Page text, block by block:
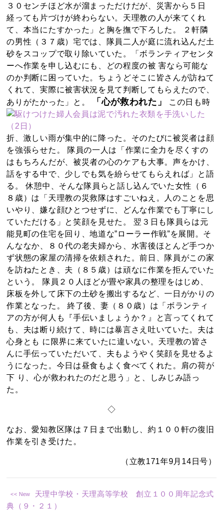
３０センチほど水が溜まっただけだが、災害から５日
経っても片づけが終わらない。天理教の人が来てくれ
て、本当にたすかった」と胸を撫で下ろした。 ２軒隣
の男性（３７歳）宅では、隊員二人が庭に流れ込んだ土
砂をスコップで取り除いていた。「ボランティアセンタ
ーへ作業を申し込むにも、どの程度の被 害なら可能な
のか判断に困っていた。ちょうどそこに皆さんが訪ねて
くれて、実際に被害状況を見て判断してもらえたので、
ありがたかった」と。
「心が救われた」 この日も時
折、激しい雨が集中的に降った。そのたびに被災者は顔
を強張らせた。 隊員の一人は「作業に全力を尽くすの
はもちろんだが、被災者の心のケアも大事。声をかけ、
話をする中で、少しでも気を紛らせてもらえれば」と語
る。 休憩中、そんな隊員らと話し込んでいた女性（６
８歳）は「天理教の災救隊はすごいねえ。人のことを思
いやり、嫌な顔ひとつせずに、どんな作業でも丁寧にし
ていただける」と笑顔を見せた。 翌３日も隊員らは元
能見町の住宅を回り、地道な”ローラー作戦”を展開。そ
んななか、８０代の老夫婦から、水害後ほとんど手つか
ず状態の家屋の清掃を依頼された。前日、隊員がこの家
を訪ねたとき、夫（８５歳）は頑なに作業を拒んでいた
という。 隊員２０人ほどが畳や家具の整理をはじめ、
床板を外して床下の土砂を搬出するなど、一日がかりの
作業となった。 終了後、妻（８０歳）は「ボランティ
アの方が何人も『手伝いましょうか？』と言ってくれて
も、夫は断り続けて、時には暴言さえ吐いていた。夫は
心身とも に限界に来ていたに違いない。天理教の皆さ
んに手伝っていただいて、夫もようやく笑顔を見せるよ
うになった。今日は昼食もよく食べてくれた。肩の荷が
下 り、心が救われたのだと思う」と、しみじみ語っ
た。
◇
なお、愛知教区隊は７日まで出動し、約１００軒の復旧
作業を引き受けた。
（立教171年9月14日号）
天理中学校・天理高等学校 創立１００周年記念式
典（９・２１）